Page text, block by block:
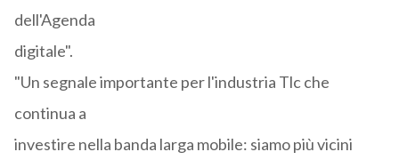
dell'Agenda
digitale".
"Un segnale importante per l'industria Tlc che
continua a
investire nella banda larga mobile: siamo più vicini